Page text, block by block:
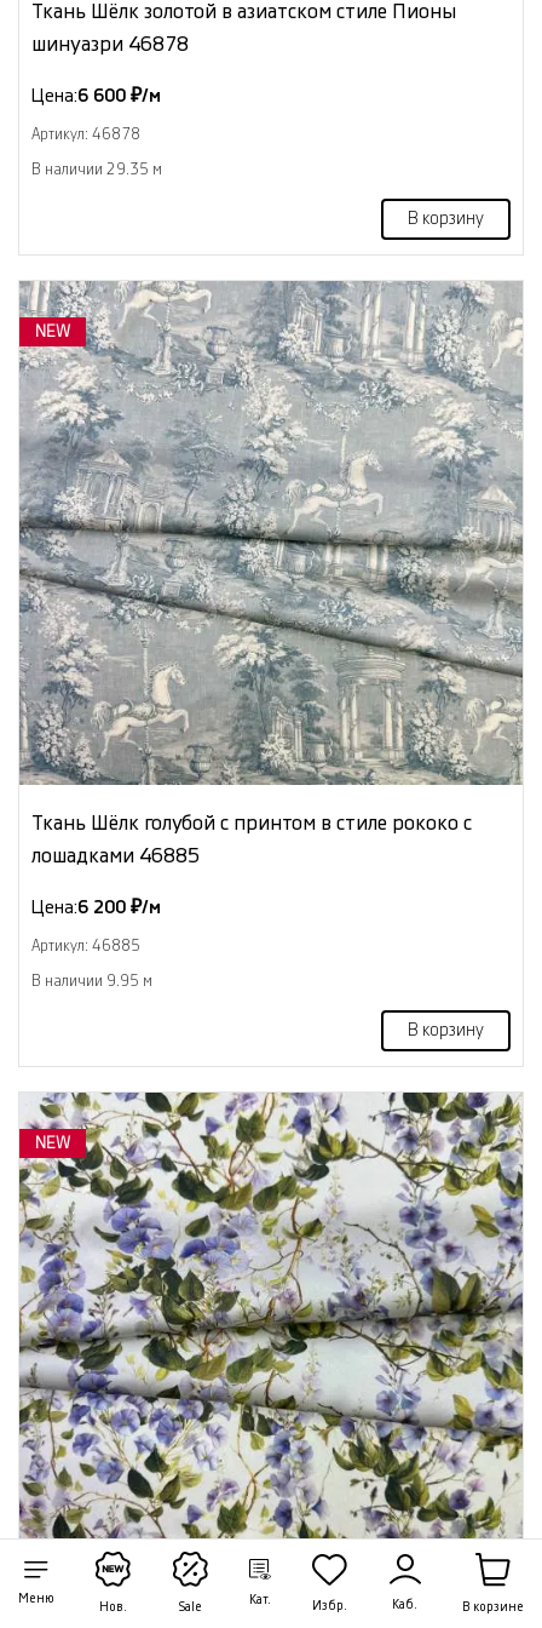
Меню
Нов. Sale
Кат. Избр. Каб. В корзине
Ткань Шёлк золотой в азиатском стиле Пионы
шинуазри 46878
Цена:6 600 ₽/м
Артикул: 46878
В наличии 29.35 м
В корзину
NEW
Ткань Шёлк голубой с принтом в стиле рококо с
лошадками 46885
Цена:6 200 ₽/м
Артикул: 46885
В наличии 9.95 м
В корзину
NEW